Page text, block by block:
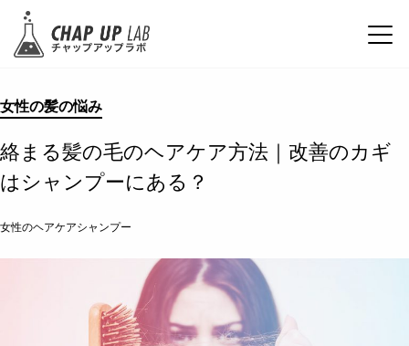
女性の髪の悩み
絡まる髪の毛のヘアケア方法｜改善のカギ
はシャンプーにある？
女性のヘアケアシャンプー